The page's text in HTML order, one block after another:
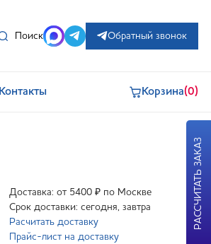
Поиск Обратный звонок
Контакты Корзина(0)
Доставка: от 5400 ₽ по Москве
Срок доставки: сегодня, завтра
Расчитать доставку
Прайс-лист на доставку
РАССЧИТАТЬ ЗАКАЗ